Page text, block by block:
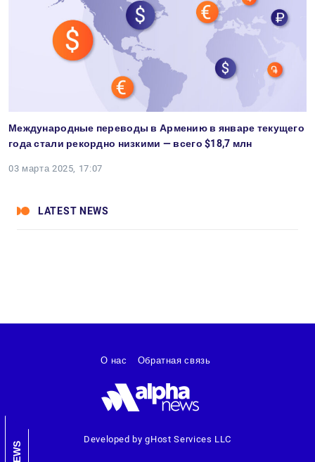
Международные переводы в Армению в январе текущего
года стали рекордно низкими — всего $18,7 млн
03 марта 2025, 17:07
LATEST NEWS
NEWS
Developed by gHost Services LLC
О нас Обратная связь